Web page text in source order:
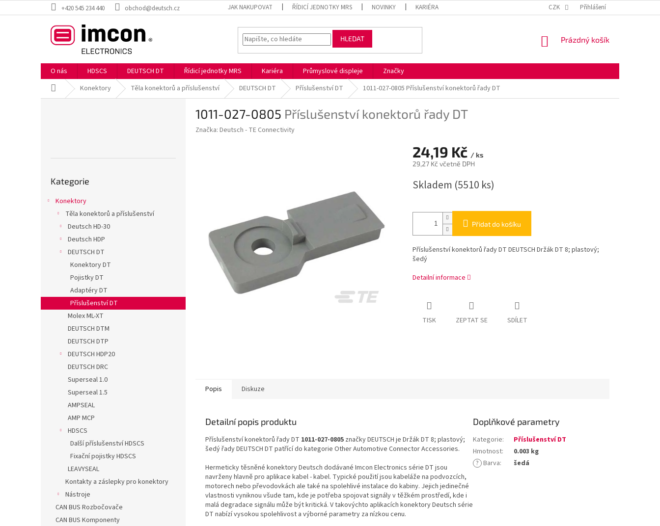
na
+420 545 234 440 obchod@deutsch.cz JAK NAKUPOVAT ŘÍDICÍ JEDNOTKY MRS NOVINKY KARIÉRA OBCHODNÍ PODMÍNKY
CZK Přihlášení
HLEDAT
NÁKUPNÍ
Prázdný košík
O nás HDSCS DEUTSCH DT Řídicí jednotky MRS Kariéra Průmyslové displeje
Značky
Domů Konektory Těla konektorů a příslušenství DEUTSCH DT Příslušenství DT 1011-027-0805 Příslušenství konektorů řady DT
kategorie
Kategorie
Konektory
Těla konektorů a příslušenství
Deutsch HD-30
Deutsch HDP
DEUTSCH DT
Konektory DT
Pojistky DT
Adaptéry DT
Příslušenství DT
Molex ML-XT
DEUTSCH DTM
DEUTSCH DTP
DEUTSCH HDP20
DEUTSCH DRC
Superseal 1.0
Superseal 1.5
AMPSEAL
AMP MCP
HDSCS
Další příslušenství HDSCS
Fixační pojistky HDSCS
LEAVYSEAL
Kontakty a záslepky pro konektory
Nástroje
CAN BUS Rozbočovače
CAN BUS Komponenty
1011-027-0805 Příslušenství konektorů řady DT
Značka: Deutsch - TE Connectivity
24,19 Kč / ks
29,27 Kč včetně DPH
cena:
Skladem (5510 ks)
Přidat do košíku
Příslušenství konektorů řady DT DEUTSCH Držák DT 8; plastový;
šedý
Detailní informace
TISK ZEPTAT SE SDÍLET
Popis Diskuze
Detailní popis produktu
Příslušenství konektorů řady DT 1011-027-0805 značky DEUTSCH je Držák DT 8; plastový;
šedý řady DEUTSCH DT patřící do kategorie Other Automotive Connector Accessories.
Hermeticky těsněné konektory Deutsch dodávané Imcon Electronics série DT jsou
navrženy hlavně pro aplikace kabel - kabel. Typické použití jsou kabeláže na podvozcích,
motorech nebo převodovkách ale také na spolehlivé instalace do kabiny. Jejich jedinečné
vlastnosti vyniknou všude tam, kde je potřeba spojovat signály v těžkém prostředí, kde i
malá degradace signálu může být kritická. V takovýchto aplikacích konektory Deutsch série
DT nabízí vysokou spolehlivost a výborné parametry za nízkou cenu.
Doplňkové parametry
Kategorie:
Příslušenství DT
Hmotnost:
0.003 kg
? Barva: šedá